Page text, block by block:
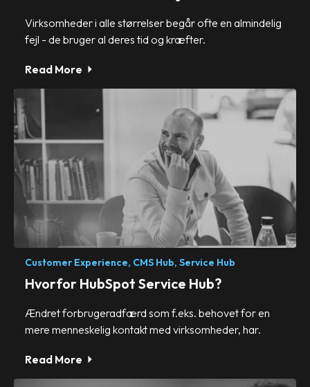
Virksomheder i alle størrelser begår ofte en almindelig
fejl - de bruger al deres tid og kræfter.
Read More
Customer Experience, CMS Hub, Service Hub
Hvorfor HubSpot Service Hub?
Ændret forbrugeradfærd som f.eks. behovet for en
mere menneskelig kontakt med virksomheder, har.
Read More